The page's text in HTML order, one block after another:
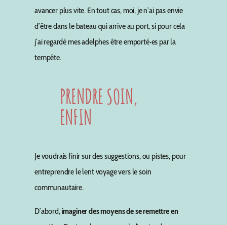
avancer plus vite. En tout cas, moi, je n’ai pas envie
d’être dans le bateau qui arrive au port, si pour cela
j’ai regardé mes adelphes être emporté·es par la
tempête.
PRENDRE SOIN,
ENFIN
Je voudrais finir sur des suggestions, ou pistes, pour
entreprendre le lent voyage vers le soin
communautaire.
D’abord,imaginer des moyens de se remettre en